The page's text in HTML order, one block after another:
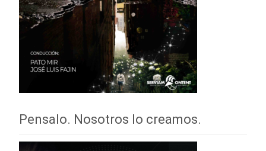
Pensalo. Nosotros lo creamos.